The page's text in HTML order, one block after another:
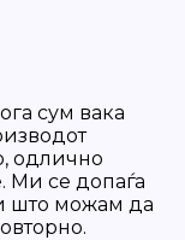
сум вака
одлично
Ми се допаѓа
што можам да